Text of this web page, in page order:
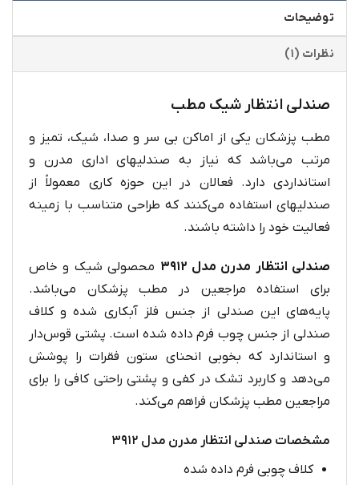
توضیحات
نظرات (۱)
صندلی انتظار شیک مطب
مطب پزشکان یکی از اماکن بی سر و صدا، شیک، تمیز و
مرتب می‌باشد که نیاز به صندلیهای اداری مدرن و
استانداردی دارد. فعالان در این حوزه کاری معمولاً از
صندلیهای استفاده می‌کنند که طراحی متناسب با زمینه
فعالیت خود را داشته باشند.
صندلی انتظار مدرن مدل ۳۹۱۲
محصولی شیک و خاص
برای استفاده مراجعین در مطب پزشکان می‌باشد.
پایه‌های این صندلی از جنس فلز آبکاری شده و کلاف
صندلی از جنس چوب فرم داده شده است. پشتی قوس‌دار
و استاندارد که بخوبی انحنای ستون فقرات را پوشش
می‌دهد و کاربرد تشک در کفی و پشتی راحتی کافی را برای
مراجعین مطب پزشکان فراهم می‌کند.
مشخصات صندلی انتظار مدرن مدل ۳۹۱۲
کلاف چوبی فرم داده شده